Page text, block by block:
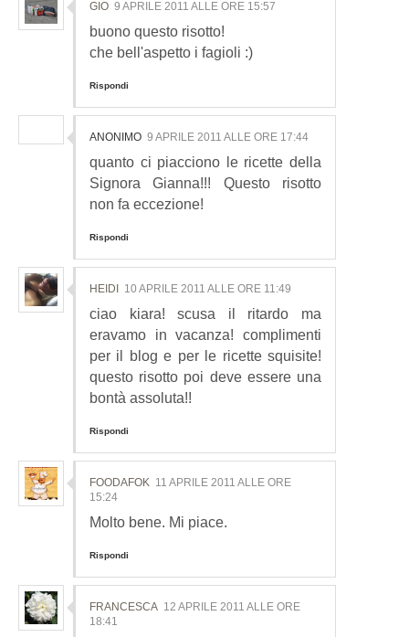
GIO 9 APRILE 2011 ALLE ORE 15:57
buono questo risotto!
che bell'aspetto i fagioli :)
Rispondi
ANONIMO 9 APRILE 2011 ALLE ORE 17:44
quanto ci piacciono le ricette della
Signora Gianna!!! Questo risotto
non fa eccezione!
Rispondi
HEIDI 10 APRILE 2011 ALLE ORE 11:49
ciao kiara! scusa il ritardo ma
eravamo in vacanza! complimenti
per il blog e per le ricette squisite!
questo risotto poi deve essere una
bontà assoluta!!
Rispondi
FOODAFOK 11 APRILE 2011 ALLE ORE
15:24
Molto bene. Mi piace.
Rispondi
FRANCESCA 12 APRILE 2011 ALLE ORE
18:41